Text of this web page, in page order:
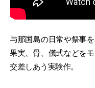
与那国島の日常や祭事
果実、骨、儀式などを
交差しあう実験作。